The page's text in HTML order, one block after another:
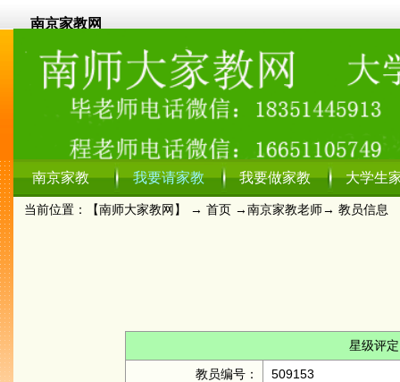
南京家教网
南京家教 我要请家教 我要做家教 大学生
当前位置：【南师大家教网】 → 首页 →南京家教老师→ 教员信息
星级评定
教员编号：
509153